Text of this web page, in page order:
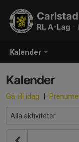
Kalender
RL A-Lag -
Kalender
Gå till idag |